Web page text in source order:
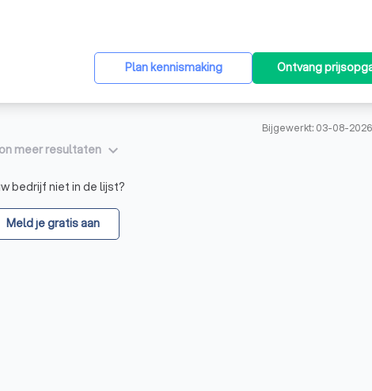
Plan kennismaking Ontvang
Bijgewerkt: 03-08-
meer resultaten keyboard_arrow_down
bedrijf niet in de lijst?
Meld je gratis aan